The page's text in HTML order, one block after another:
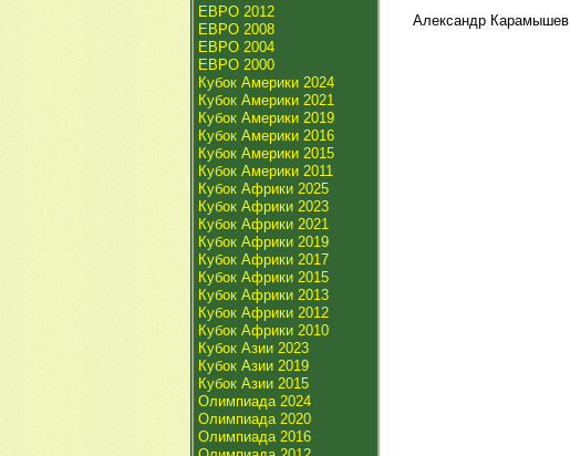
ЕВРО 2012
ЕВРО 2008
ЕВРО 2004
ЕВРО 2000
Кубок Америки 2024
Кубок Америки 2021
Кубок Америки 2019
Кубок Америки 2016
Кубок Америки 2015
Кубок Америки 2011
Кубок Африки 2025
Кубок Африки 2023
Кубок Африки 2021
Кубок Африки 2019
Кубок Африки 2017
Кубок Африки 2015
Кубок Африки 2013
Кубок Африки 2012
Кубок Африки 2010
Кубок Азии 2023
Кубок Азии 2019
Кубок Азии 2015
Олимпиада 2024
Олимпиада 2020
Олимпиада 2016
Александр Карамышев